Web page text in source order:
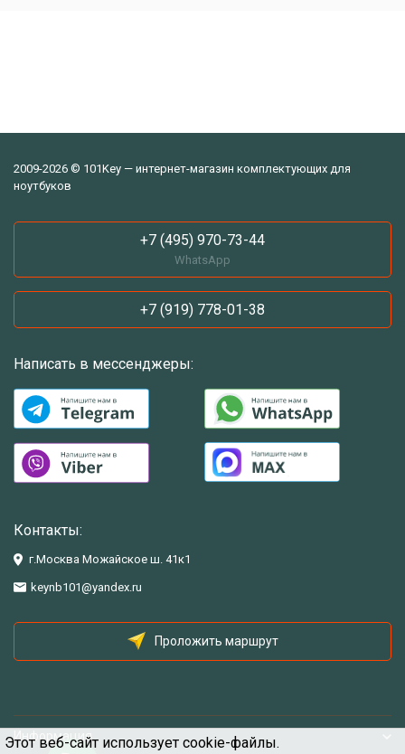
Этот веб-сайт использует cookie-файлы.
2009-2026 © 101Key — интернет-магазин комплектующих для
ноутбуков
+7 (495) 970-73-44
WhatsApp
+7 (919) 778-01-38
Написать в мессенджеры:
Контакты:
г.Москва Можайское ш. 41к1
keynb101@yandex.ru
Проложить маршрут
Информация